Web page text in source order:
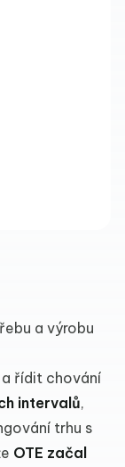
a výrobu
řídit chování
intervalů,
trhu s
OTE začal